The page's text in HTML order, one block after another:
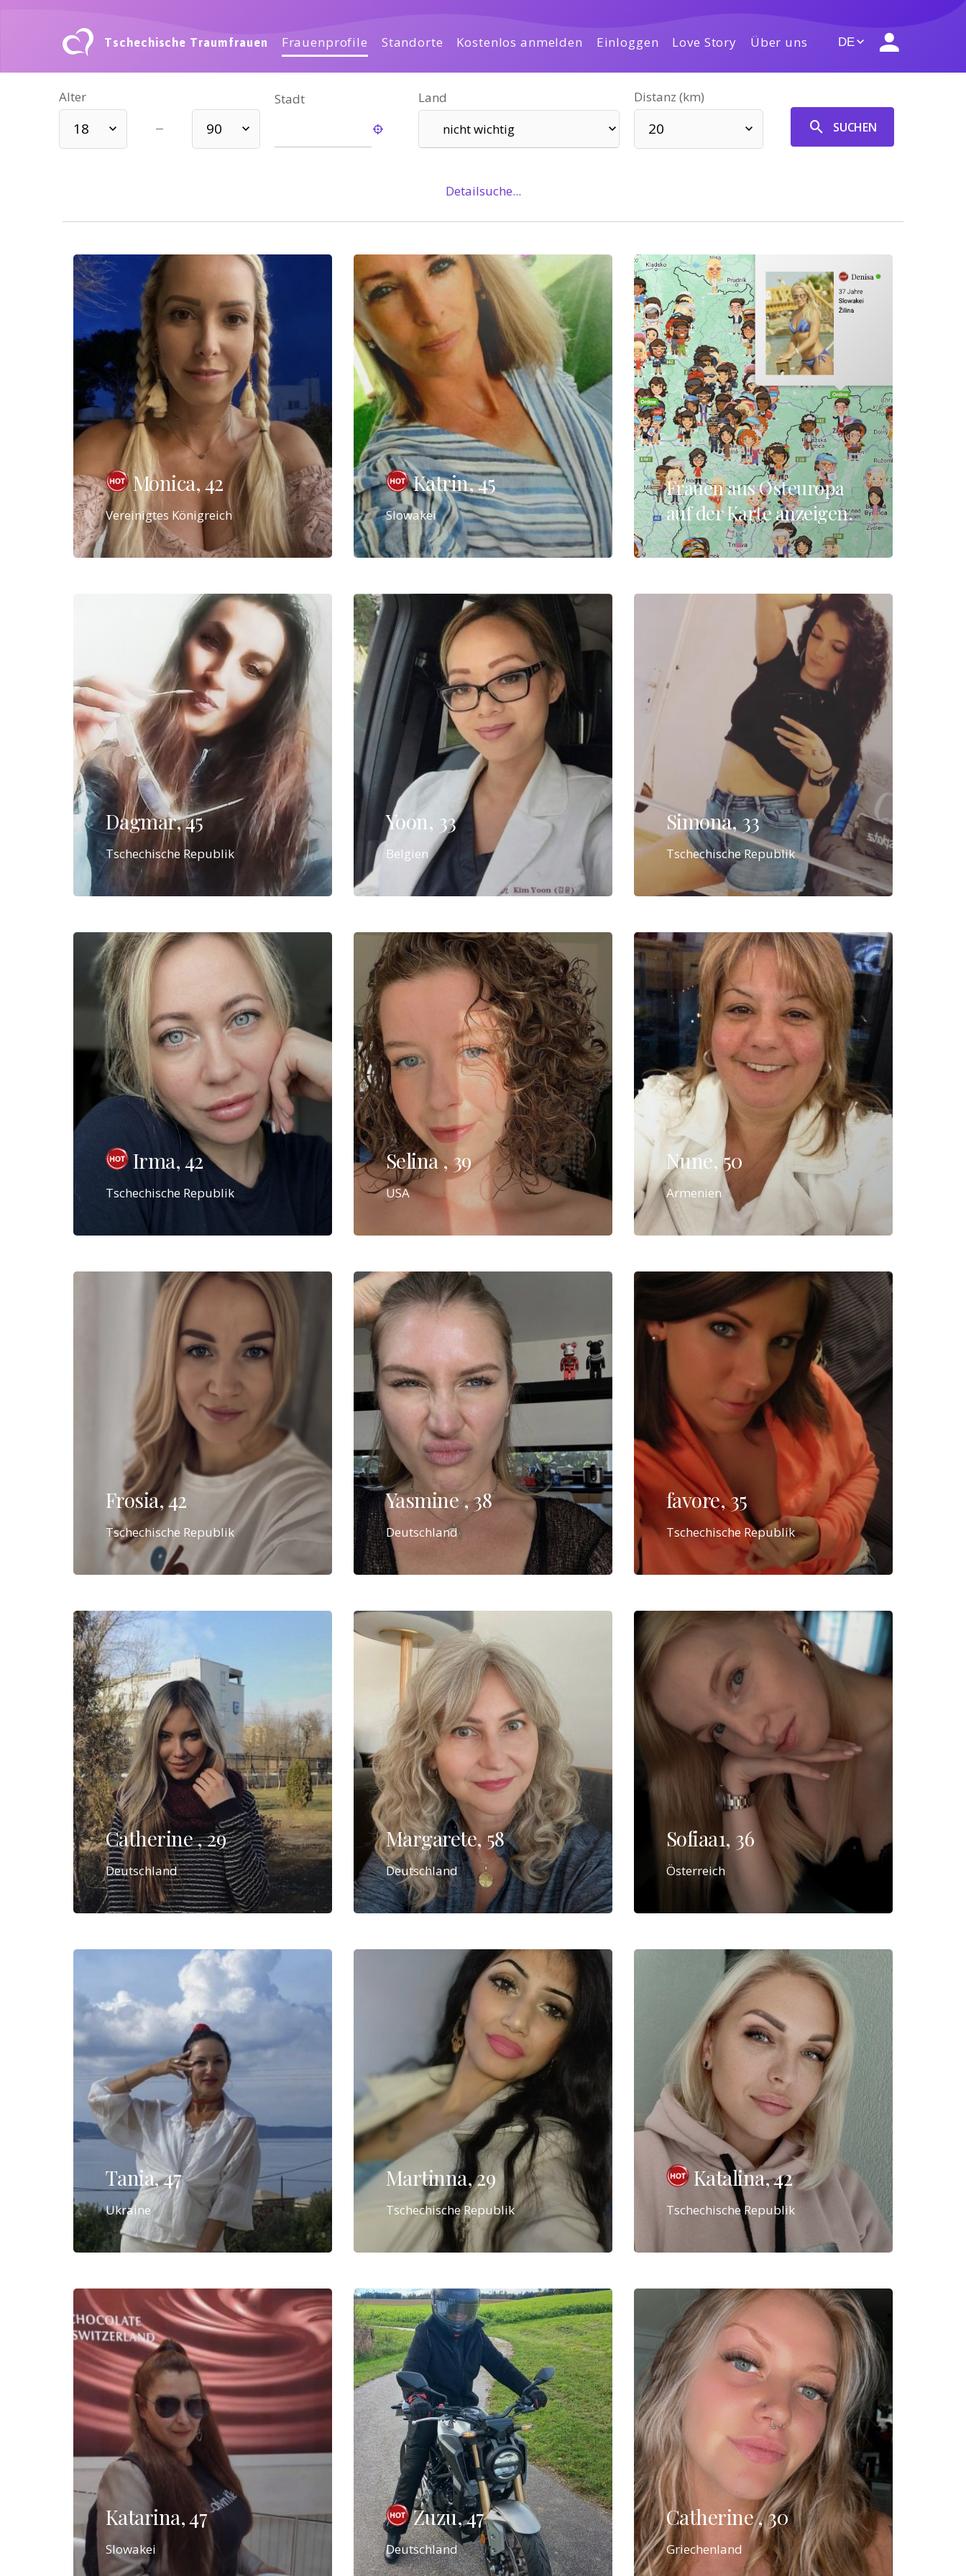
Tschechische Traumfrauen Frauenprofile Standorte Kostenlos anmelden Einloggen Love Story Über uns DE
Alter
18 90
Stadt
Land
nicht wichtig
Distanz (km)
20 SUCHEN
Detailsuche...
Monica, 42
Vereinigtes Königreich
Katrin, 45
Slowakei
Frauen aus Osteuropa
auf der Karte anzeigen.
Dagmar, 45
Tschechische Republik
Yoon, 33
Belgien
Simona, 33
Tschechische Republik
Irma, 42
Tschechische Republik
Selina , 39
USA
Nune, 50
Armenien
Frosia, 42
Tschechische Republik
Yasmine , 38
Deutschland
favore, 35
Tschechische Republik
Catherine , 29
Deutschland
Margarete, 58
Deutschland
Sofiaa1, 36
Österreich
Tania, 47
Ukraine
Martinna, 29
Tschechische Republik
Katalina, 42
Tschechische Republik
Katarina, 47
Slowakei
Zuzu, 47
Deutschland
Catherine , 30
Griechenland